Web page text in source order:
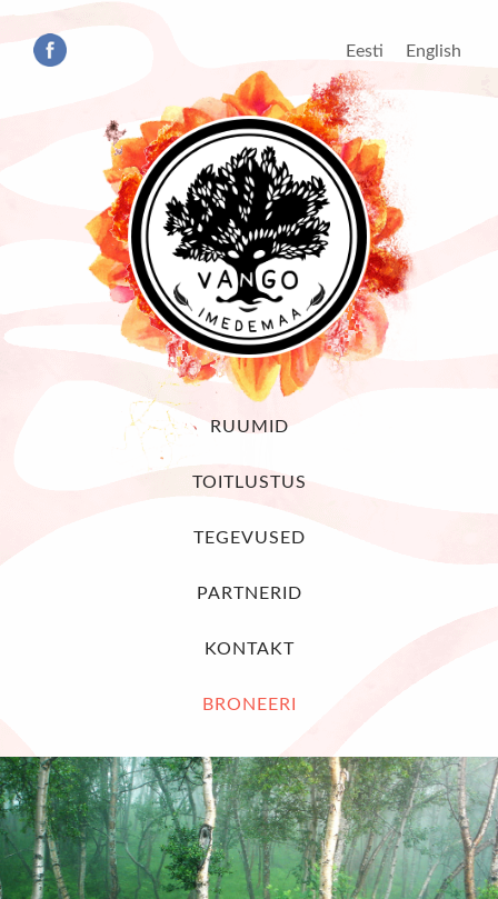
Eesti English
RUUMID
TOITLUSTUS
TEGEVUSED
PARTNERID
KONTAKT
BRONEERI